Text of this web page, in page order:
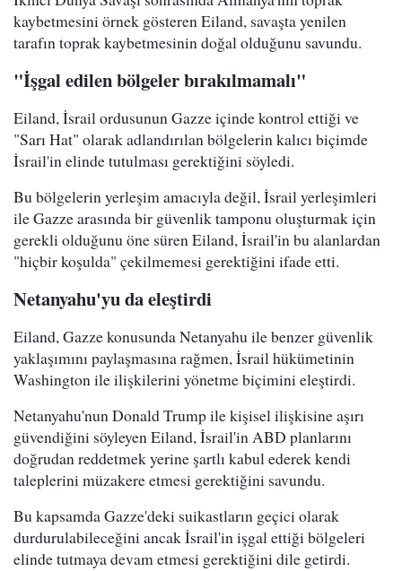
kaybetmesini örnek gösteren Eiland, savaşta yenilen
tarafın toprak kaybetmesinin doğal olduğunu savundu.
"İşgal edilen bölgeler bırakılmamalı"
Eiland, İsrail ordusunun Gazze içinde kontrol ettiği ve
"Sarı Hat" olarak adlandırılan bölgelerin kalıcı biçimde
İsrail'in elinde tutulması gerektiğini söyledi.
Bu bölgelerin yerleşim amacıyla değil, İsrail yerleşimleri
ile Gazze arasında bir güvenlik tamponu oluşturmak için
gerekli olduğunu öne süren Eiland, İsrail'in bu alanlardan
"hiçbir koşulda" çekilmemesi gerektiğini ifade etti.
Netanyahu'yu da eleştirdi
Eiland, Gazze konusunda Netanyahu ile benzer güvenlik
yaklaşımını paylaşmasına rağmen, İsrail hükümetinin
Washington ile ilişkilerini yönetme biçimini eleştirdi.
Netanyahu'nun Donald Trump ile kişisel ilişkisine aşırı
güvendiğini söyleyen Eiland, İsrail'in ABD planlarını
doğrudan reddetmek yerine şartlı kabul ederek kendi
taleplerini müzakere etmesi gerektiğini savundu.
Bu kapsamda Gazze'deki suikastların geçici olarak
durdurulabileceğini ancak İsrail'in işgal ettiği bölgeleri
elinde tutmaya devam etmesi gerektiğini dile getirdi.